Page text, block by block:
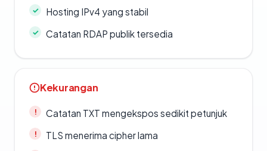
Hosting IPv4 yang stabil
Catatan RDAP publik tersedia
Kekurangan
Catatan TXT mengekspos sedikit petunjuk
TLS menerima cipher lama